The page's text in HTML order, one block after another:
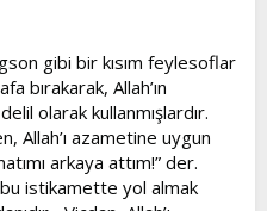
gibi bir kısım feylesoflar
bırakarak, Allah’ın
olarak kullanmışlardır.
Allah’ı azametine uygun
arkaya attım!” der.
istikamette yol almak